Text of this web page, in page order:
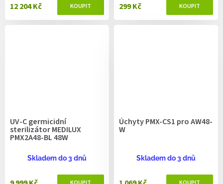
12 204 Kč 299 Kč
UV-C germicidní
sterilizátor MEDILUX
PMX2A48-BL 48W
Skladem do 3 dnů
Úchyty PMX-CS1 pro AW48-
W
Skladem do 3 dnů